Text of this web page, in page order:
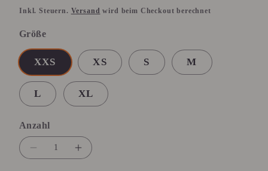
Preis
Inkl. Steuern. Versand wird beim Checkout berechnet
Größe
XXS XS S M
L XL
Anzahl
Anzahl
VerringereErhöhe